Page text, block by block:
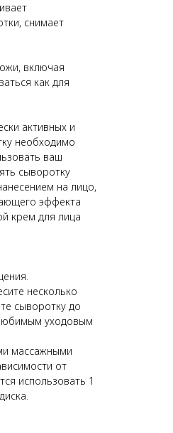
снимает
включая
как для
активных и
необходимо
ваш
сыворотку
на лицо,
эффекта
крем для лица
несколько
сыворотку до
уходовым
массажными
от
использовать 1